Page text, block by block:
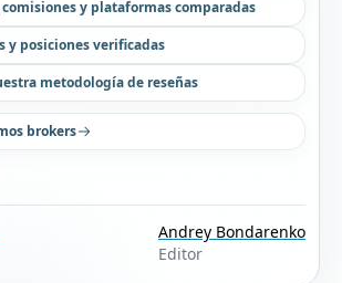
y plataformas comparadas
y posiciones verificadas
metodología de reseñas
brokers
Andrey Bondarenko
Editor